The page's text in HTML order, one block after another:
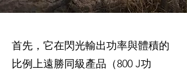
首先，它在閃光輸出功率與體積的
比例上遠勝同級產品（800 J功